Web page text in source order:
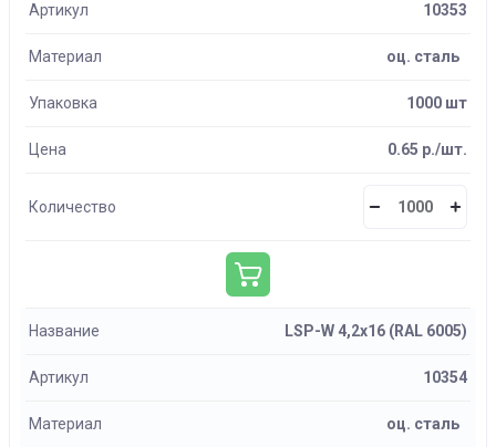
Артикул 10353
Материал оц. сталь
Упаковка 1000 шт
Цена 0.65 р./шт.
Количество
Название LSP-W 4,2х16 (RAL 6005)
Артикул 10354
Материал оц. сталь